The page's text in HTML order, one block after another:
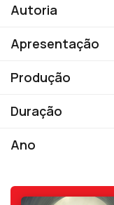
Autoria
Apresentação
Produção
Duração
Ano